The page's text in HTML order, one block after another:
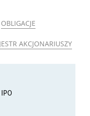
OBLIGACJE
AKCJONARIUSZY